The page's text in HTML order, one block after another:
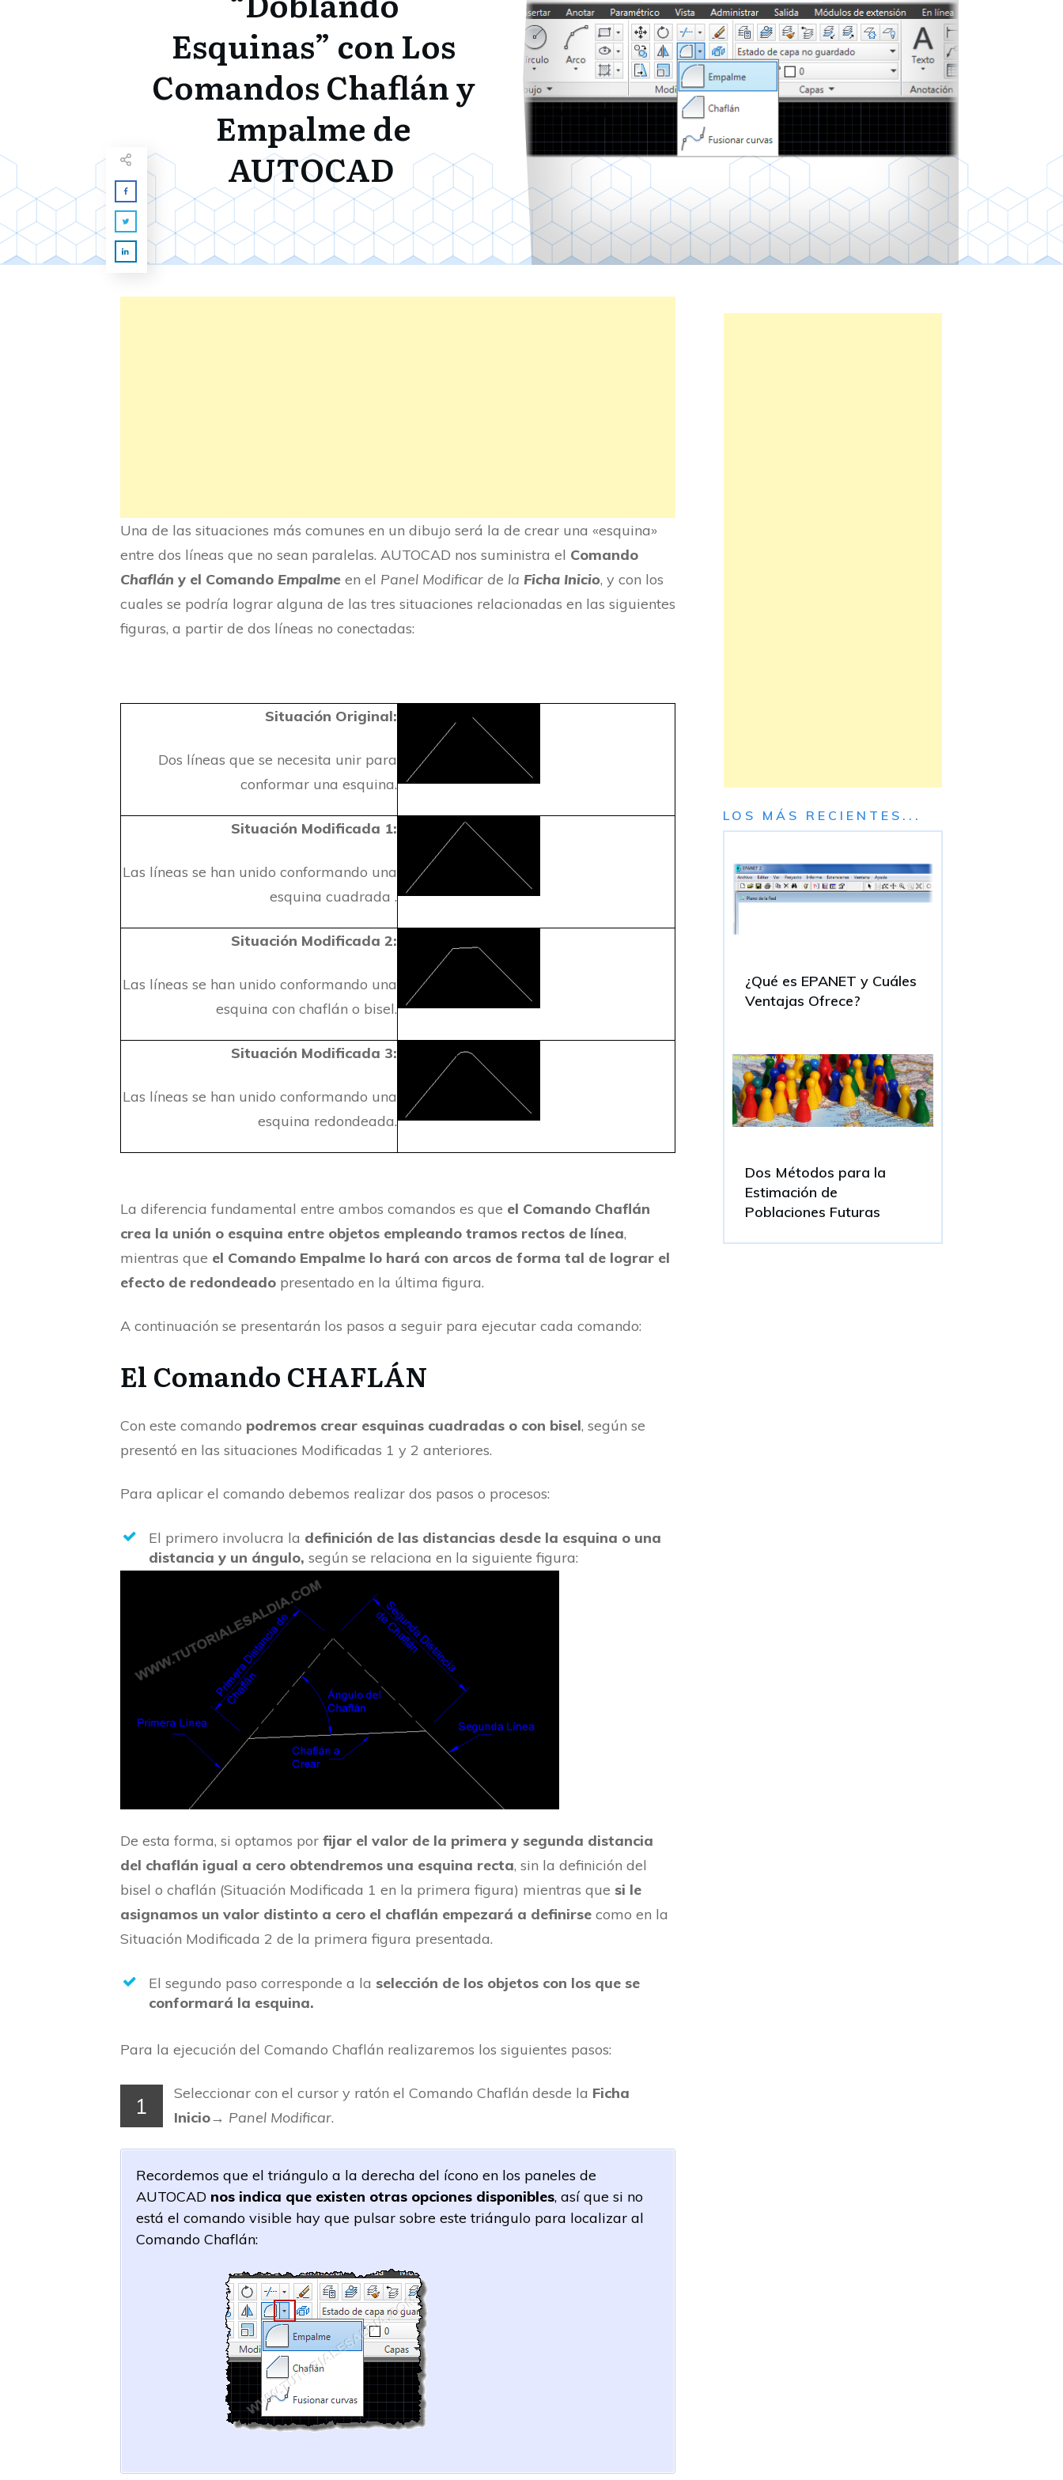
Esquinas” con Los
Comandos Chaflán y
Empalme de
AUTOCAD
Una de las situaciones más comunes en un dibujo será la de crear una «esquina»
entre dos líneas que no sean paralelas. AUTOCAD nos suministra el Comando
Chaflán y el Comando Empalme en el Panel Modificar de la Ficha Inicio, y con los
cuales se podría lograr alguna de las tres situaciones relacionadas en las siguientes
figuras, a partir de dos líneas no conectadas:
Situación Original:
Dos líneas que se necesita unir para
conformar una esquina.
Situación Modificada 1:
Las líneas se han unido conformando una
esquina cuadrada .
Situación Modificada 2:
Las líneas se han unido conformando una
esquina con chaflán o bisel.
Situación Modificada 3:
Las líneas se han unido conformando una
esquina redondeada.
La diferencia fundamental entre ambos comandos es que el Comando Chaflán
crea la unión o esquina entre objetos empleando tramos rectos de línea,
mientras que el Comando Empalme lo hará con arcos de forma tal de lograr el
efecto de redondeado presentado en la última figura.
A continuación se presentarán los pasos a seguir para ejecutar cada comando:
El Comando CHAFLÁN
Con este comando podremos crear esquinas cuadradas o con bisel, según se
presentó en las situaciones Modificadas 1 y 2 anteriores.
Para aplicar el comando debemos realizar dos pasos o procesos:
El primero involucra la definición de las distancias desde la esquina o una
distancia y un ángulo, según se relaciona en la siguiente figura:
De esta forma, si optamos por fijar el valor de la primera y segunda distancia
del chaflán igual a cero obtendremos una esquina recta, sin la definición del
bisel o chaflán (Situación Modificada 1 en la primera figura) mientras que si le
asignamos un valor distinto a cero el chaflán empezará a definirse como en la
Situación Modificada 2 de la primera figura presentada.
El segundo paso corresponde a la selección de los objetos con los que se
conformará la esquina.
Para la ejecución del Comando Chaflán realizaremos los siguientes pasos:
1 Seleccionar con el cursor y ratón el Comando Chaflán desde la Ficha
Inicio→ Panel Modificar.
Recordemos que el triángulo a la derecha del ícono en los paneles de
AUTOCAD nos indica que existen otras opciones disponibles, así que si no
está el comando visible hay que pulsar sobre este triángulo para localizar al
Comando Chaflán:
LOS MÁS RECIENTES...
¿Qué es EPANET y Cuáles
Ventajas Ofrece?
Dos Métodos para la
Estimación de
Poblaciones Futuras